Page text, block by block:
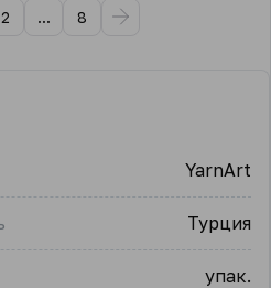
2 ... 8
YarnArt
Турция
упак.